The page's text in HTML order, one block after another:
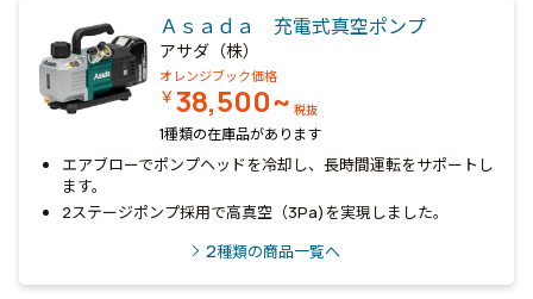
Ａｓａｄａ 充電式真空ポンプ
アサダ（株）
オレンジブック価格
￥38,500~ 税抜
1種類の在庫品があります
エアブローでポンプヘッドを冷却し、長時間運転をサポートし
ます。
2ステージポンプ採用で高真空（3Pa)を実現しました。
2種類の商品一覧へ